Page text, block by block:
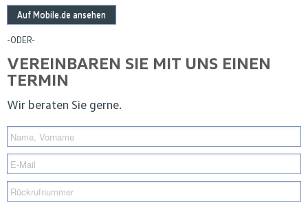
Auf Mobile.de ansehen
-ODER-
VEREINBAREN SIE MIT UNS EINEN
TERMIN
Wir beraten Sie gerne.